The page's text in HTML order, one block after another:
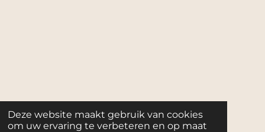
Deze website maakt gebruik van cookies
om uw ervaring te verbeteren en op maat